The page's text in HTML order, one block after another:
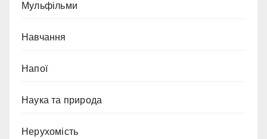
Мульфільми
Навчання
Напої
Наука та природа
Нерухомість